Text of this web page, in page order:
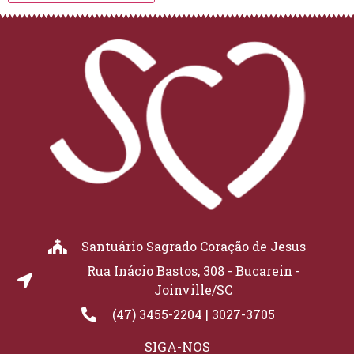
Santuário Sagrado Coração de Jesus
Rua Inácio Bastos, 308 - Bucarein -
Joinville/SC
(47) 3455-2204 | 3027-3705
SIGA-NOS